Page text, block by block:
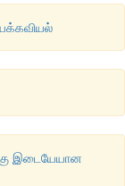
இடையேயான